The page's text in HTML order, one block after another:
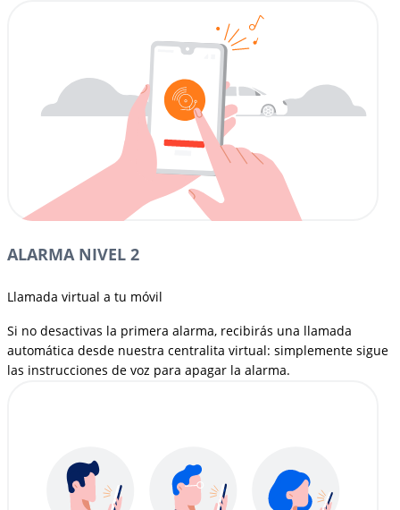
ALARMA NIVEL 2
Llamada virtual a tu móvil
Si no desactivas la primera alarma, recibirás una llamada
automática desde nuestra centralita virtual: simplemente sigue
las instrucciones de voz para apagar la alarma.